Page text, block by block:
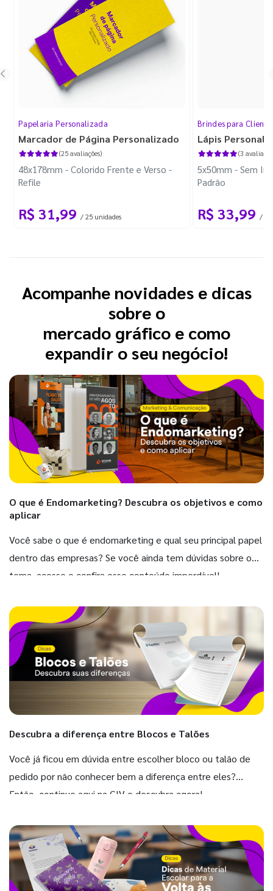
Papelaria Personalizada
Marcador de Página Personalizado
(25 avaliações)
48x178mm - Colorido Frente e Verso -
Refile
R$ 31,99 / 25 unidades
Brindes para
Lápis
(3
5x50mm - Sem
Padrão
R$ 33,99 / 10
Acompanhe novidades e dicas
sobre o
mercado gráfico e como
expandir o seu negócio!
O que é Endomarketing? Descubra os objetivos e como
aplicar
Você sabe o que é endomarketing e qual seu principal papel
dentro das empresas? Se você ainda tem dúvidas sobre o
tema, acesse e confira esse conteúdo imperdível!
Descubra a diferença entre Blocos e Talões
Você já ficou em dúvida entre escolher bloco ou talão de
pedido por não conhecer bem a diferença entre eles?
Então, continue aqui na GIV e descubra agora!